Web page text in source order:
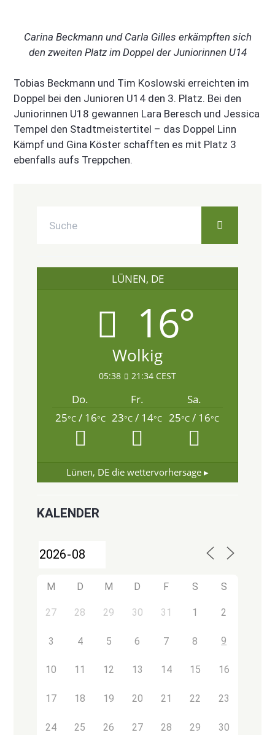
Carina Beckmann und Carla Gilles erkämpften sich
den zweiten Platz im Doppel der Juniorinnen U14
Tobias Beckmann und Tim Koslowski erreichten im
Doppel bei den Junioren U14 den 3. Platz. Bei den
Juniorinnen U18 gewannen Lara Beresch und Jessica
Tempel den Stadtmeistertitel – das Doppel Linn
Kämpf und Gina Köster schafften es mit Platz 3
ebenfalls aufs Treppchen.
LÜNEN, DE
16°
Wolkig
05:38 21:34 CEST
Do. Fr.
Sa.
25°C/ 16°C 23°C / 14°C 25°C / 16°C
Lünen, DE die wettervorhersage ▸
KALENDER
M D M D F S S
27 28 29 30 31 1 2
3 4 5 6 7 8 9
10 11 12 13 14 15 16
17 18 19 20 21 22 23
24 25 26 27 28 29 30